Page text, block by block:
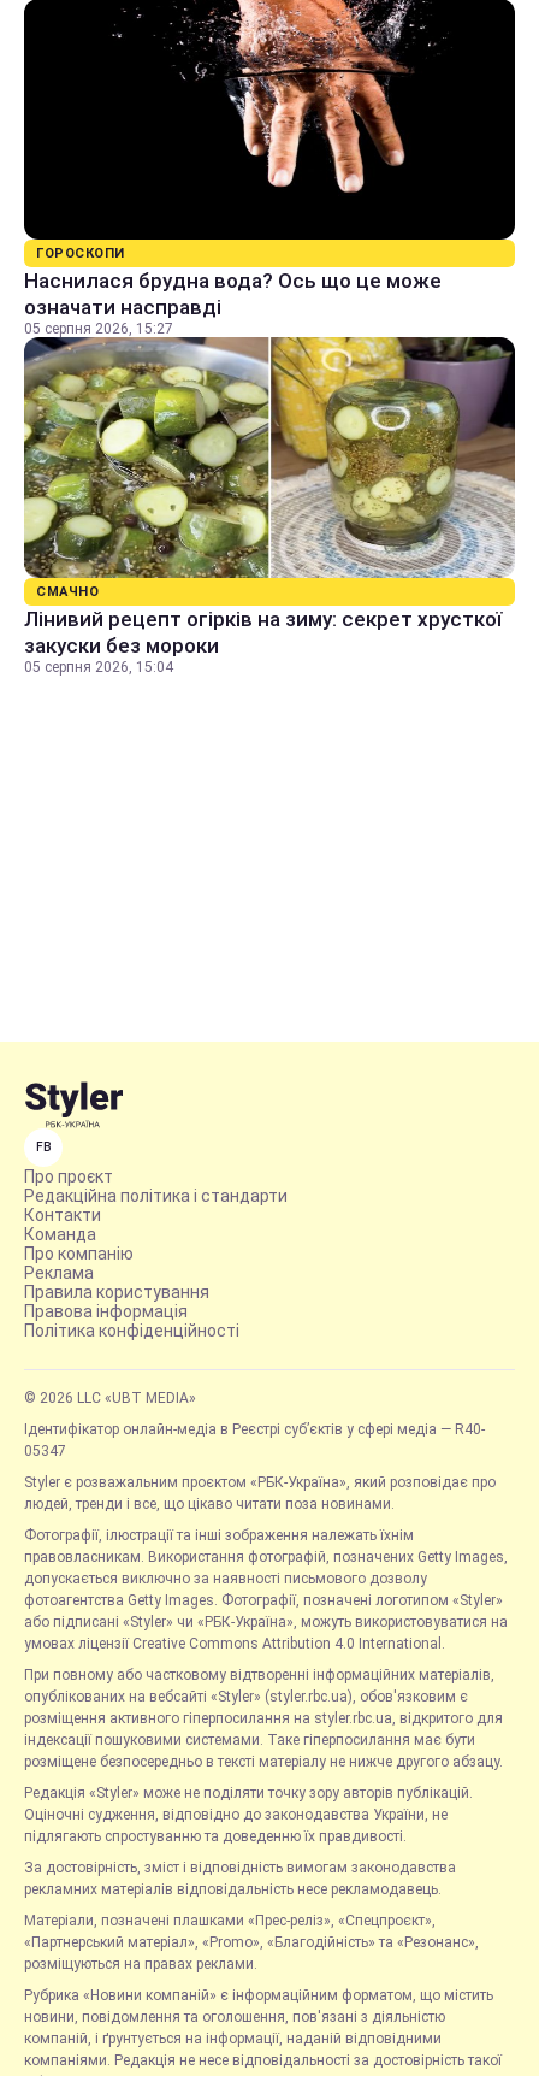
ГОРОСКОПИ
Наснилася брудна вода? Ось що це може
означати насправді
05 серпня 2026, 15:27
СМАЧНО
Лінивий рецепт огірків на зиму: секрет хрусткої
закуски без мороки
05 серпня 2026, 15:04
FB
Про проєкт
Редакційна політика і стандарти
Контакти
Команда
Про компанію
Реклама
Правила користування
Правова інформація
Політика конфіденційності
© 2026 LLC «UBT MEDIA»
Ідентифікатор онлайн-медіа в Реєстрі суб’єктів у сфері медіа — R40-
05347
Styler є розважальним проєктом «РБК-Україна», який розповідає про
людей, тренди і все, що цікаво читати поза новинами.
Фотографії, ілюстрації та інші зображення належать їхнім
правовласникам. Використання фотографій, позначених Getty Images,
допускається виключно за наявності письмового дозволу
фотоагентства Getty Images. Фотографії, позначені логотипом «Styler»
або підписані «Styler» чи «РБК-Україна», можуть використовуватися на
умовах ліцензії Creative Commons Attribution 4.0 International.
При повному або частковому відтворенні інформаційних матеріалів,
опублікованих на вебсайті «Styler» (styler.rbc.ua), обов'язковим є
розміщення активного гіперпосилання на styler.rbc.ua, відкритого для
індексації пошуковими системами. Таке гіперпосилання має бути
розміщене безпосередньо в тексті матеріалу не нижче другого абзацу.
Редакція «Styler» може не поділяти точку зору авторів публікацій.
Оціночні судження, відповідно до законодавства України, не
підлягають спростуванню та доведенню їх правдивості.
За достовірність, зміст і відповідність вимогам законодавства
рекламних матеріалів відповідальність несе рекламодавець.
Матеріали, позначені плашками «Прес-реліз», «Спецпроєкт»,
«Партнерський матеріал», «Promo», «Благодійність» та «Резонанс»,
розміщуються на правах реклами.
Рубрика «Новини компаній» є інформаційним форматом, що містить
новини, повідомлення та оголошення, пов'язані з діяльністю
компаній, і ґрунтується на інформації, наданій відповідними
компаніями. Редакція не несе відповідальності за достовірність такої